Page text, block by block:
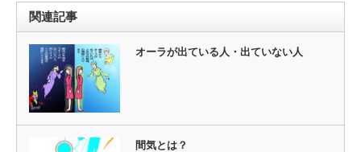
関連記事
オーラが出ている人・出ていない人
間気とは？